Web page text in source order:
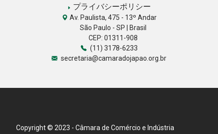
プライバシーポリシー
Av. Paulista, 475 - 13º Andar
São Paulo - SP | Brasil
CEP: 01311-908
(11) 3178-6233
secretaria@camaradojapao.org.br
Copyright © 2023 - Câmara de Comércio e Indústria